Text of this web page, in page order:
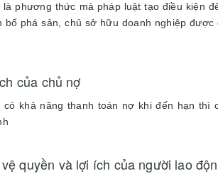
phương thức mà pháp luật tạo điều kiện
bố phá sản, chủ sở hữu doanh nghiệp
của chủ nợ
có khả năng thanh toán nợ khi đến hạn
quyền và lợi ích của người lao